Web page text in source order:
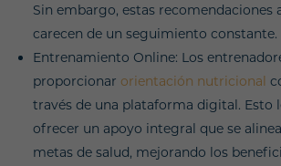
Sin embargo, estas recomendaciones
carecen de un seguimiento constante.
Entrenamiento Online: Los
proporcionar orientación nutricional
través de una plataforma digital. Esto
ofrecer un apoyo integral que se
metas de salud, mejorando los